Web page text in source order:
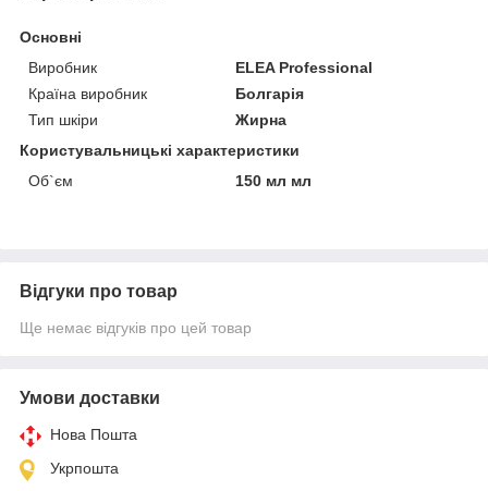
Основні
Виробник
ELEA Professional
Країна виробник
Болгарія
Тип шкіри
Жирна
Користувальницькі характеристики
Об`єм
150 мл мл
Відгуки про товар
Ще немає відгуків про цей товар
Умови доставки
Нова Пошта
Укрпошта